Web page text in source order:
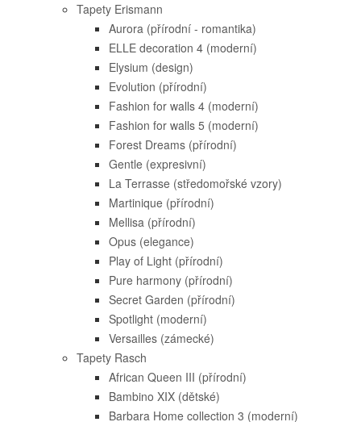
Tapety Erismann
Aurora (přírodní - romantika)
ELLE decoration 4 (moderní)
Elysium (design)
Evolution (přírodní)
Fashion for walls 4 (moderní)
Fashion for walls 5 (moderní)
Forest Dreams (přírodní)
Gentle (expresivní)
La Terrasse (středomořské vzory)
Martinique (přírodní)
Mellisa (přírodní)
Opus (elegance)
Play of Light (přírodní)
Pure harmony (přírodní)
Secret Garden (přírodní)
Spotlight (moderní)
Versailles (zámecké)
Tapety Rasch
African Queen III (přírodní)
Bambino XIX (dětské)
Barbara Home collection 3 (moderní)